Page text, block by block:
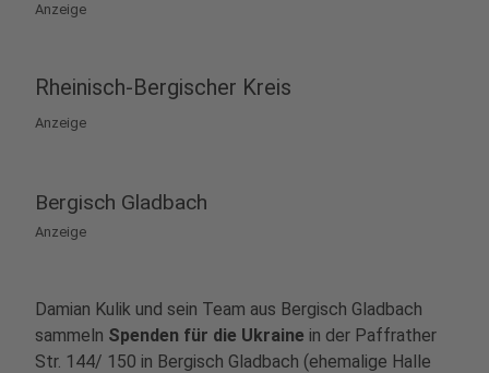
Anzeige
Rheinisch-Bergischer Kreis
Anzeige
Bergisch Gladbach
Anzeige
Damian Kulik und sein Team aus Bergisch Gladbach
sammeln Spenden für die Ukraine in der Paffrather
Str. 144/ 150 in Bergisch Gladbach (ehemalige Halle